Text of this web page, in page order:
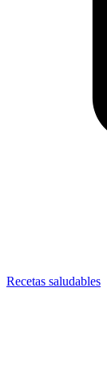
Recetas saludables